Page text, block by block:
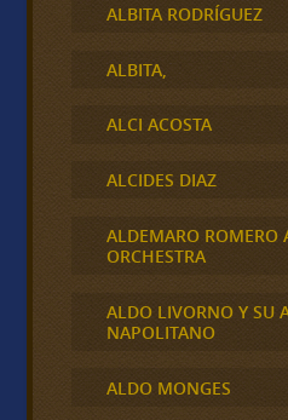
ALBITA RODRÍGUEZ
ALBITA,
ALCI ACOSTA
ALCIDES DIAZ
ALDEMARO ROMERO
ORCHESTRA
ALDO LIVORNO Y SU
NAPOLITANO
ALDO MONGES